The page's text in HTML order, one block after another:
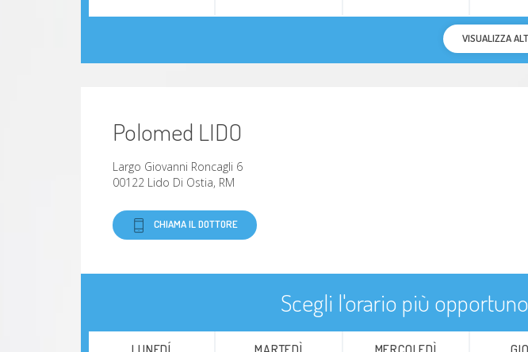
VISUALIZZA
Polomed LIDO
Largo Giovanni Roncagli 6
00122 Lido Di Ostia, RM
CHIAMA IL DOTTORE
Scegli l'orario più